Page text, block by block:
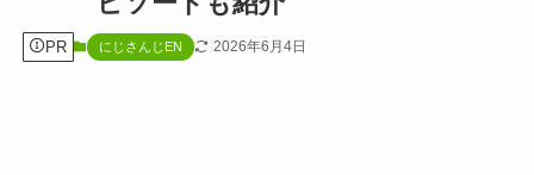
PR にじさんじEN 2026年6月4日